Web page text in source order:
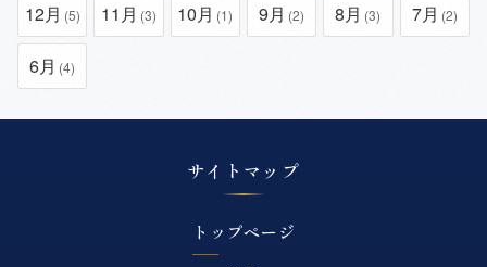
12月 (5) 11月 (3) 10月 (1) 9月 (2) 8月 (3) 7月 (2)
6月 (4)
サイトマップ
トップページ